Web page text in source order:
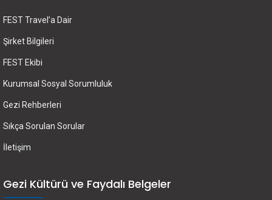
FEST Travel’a Dair
Şirket Bilgileri
FEST Ekibi
Kurumsal Sosyal Sorumluluk
Gezi Rehberleri
Sıkça Sorulan Sorular
İletişim
Gezi Kültürü ve Faydalı Belgeler